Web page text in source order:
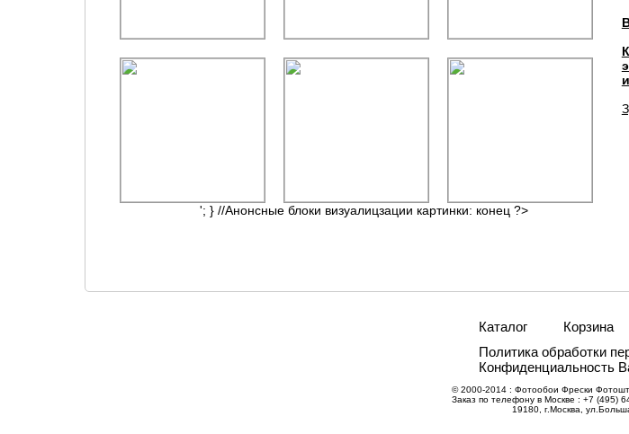
'; } //Анонсные блоки визуалицзации картинки: конец ?>
Каталог Корзина
Политика обработки
Конфиденциальность
© 2000-2014 : Фотообои Фрески
Заказ по телефону в Москве : +7 (495)
19180, г.Москва,